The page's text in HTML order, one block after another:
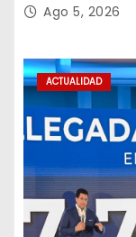
Ago 5, 2026
ACTUALIDAD